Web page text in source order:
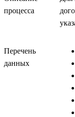
процесса
Перечень
данных